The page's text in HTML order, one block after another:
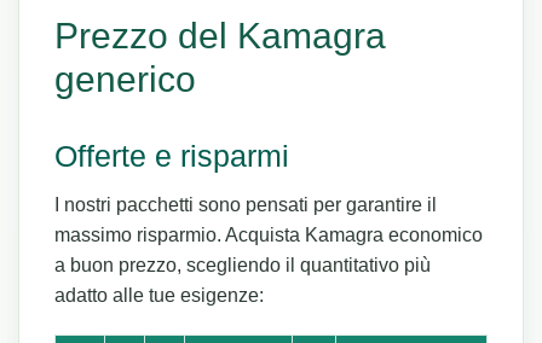
Prezzo del Kamagra
generico
Offerte e risparmi
I nostri pacchetti sono pensati per garantire il
massimo risparmio. Acquista Kamagra economico
a buon prezzo, scegliendo il quantitativo più
adatto alle tue esigenze: